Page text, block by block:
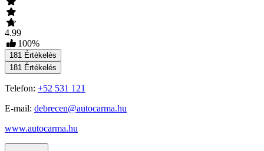
4.99
100%
181 Értékelés
181 Értékelés
Telefon: +52 531 121
E-mail: debrecen@autocarma.hu
www.autocarma.hu